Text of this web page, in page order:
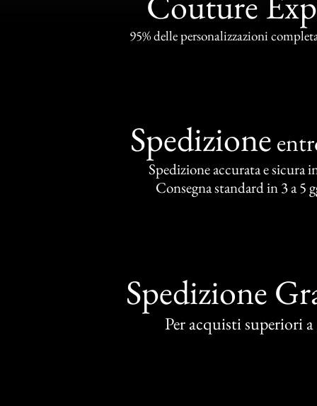
95% delle personalizzazioni
Spedizione
Spedizione accurata e sicura
Consegna standard in 3 a 5
Spedizione
Per acquisti superiori